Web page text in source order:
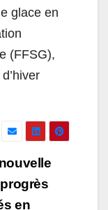
glace en
(FFSG),
en